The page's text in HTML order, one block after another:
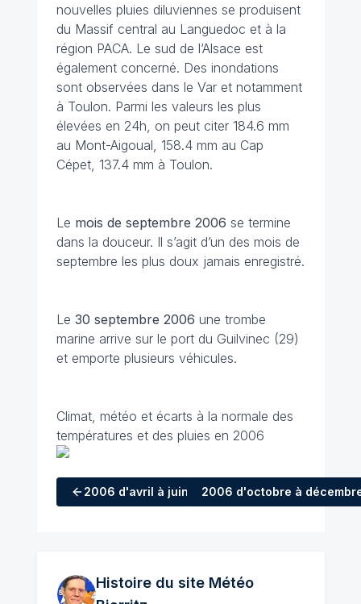
nouvelles pluies diluviennes se produisent
du Massif central au Languedoc et à la
région PACA. Le sud de l’Alsace est
également concerné. Des inondations
sont observées dans le Var et notamment
à Toulon. Parmi les valeurs les plus
élevées en 24h, on peut citer 184.6 mm
au Mont-Aigoual, 158.4 mm au Cap
Cépet, 137.4 mm à Toulon.
Le mois de septembre 2006 se termine
dans la douceur. Il s’agit d’un des mois de
septembre les plus doux jamais enregistré.
Le 30 septembre 2006 une trombe
marine arrive sur le port du Guilvinec (29)
et emporte plusieurs véhicules.
Climat, météo et écarts à la normale des
températures et des pluies en 2006
2006 d'avril à juin 2006 d'octobre à
Histoire du site Météo